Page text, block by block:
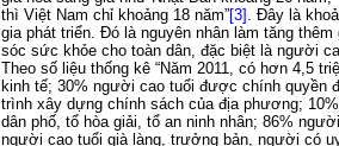
thì Việt Nam chỉ khoảng 18 năm”[3] . Đây là
gia phát triển. Đó là nguyên nhân làm tăng
sóc sức khỏe cho toàn dân, đặc biệt là người
Theo số liệu thống kê “Năm 2011, có hơn 4,5
kinh tế; 30% người cao tuổi được chính quyền
trình xây dựng chính sách của địa phương;
dân phố, tổ hòa giải, tổ an ninh nhân; 86%
người cao tuổi già làng, trưởng bản, người có